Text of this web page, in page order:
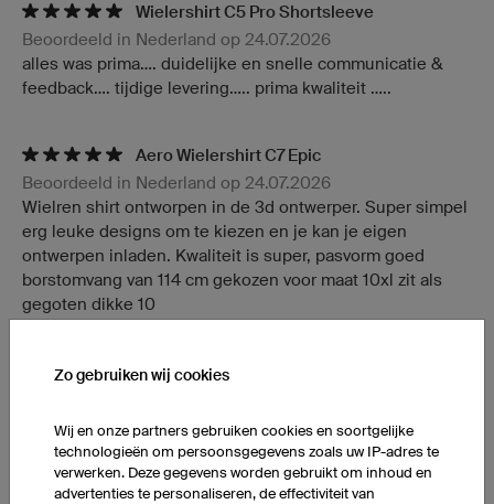
Wielershirt C5 Pro Shortsleeve
Beoordeeld in Nederland op 24.07.2026
alles was prima.... duidelijke en snelle communicatie &
feedback.... tijdige levering..... prima kwaliteit .....
Aero Wielershirt C7 Epic
Beoordeeld in Nederland op 24.07.2026
Wielren shirt ontworpen in de 3d ontwerper. Super simpel
erg leuke designs om te kiezen en je kan je eigen
ontwerpen inladen. Kwaliteit is super, pasvorm goed
borstomvang van 114 cm gekozen voor maat 10xl zit als
gegoten dikke 10
Dartshirt met borstzakje FCP5 Pro
Snel en netjes geleverd hij is in super kwaliteit gemaakt
ben er super trots op
Zo gebruiken wij cookies
Wij en onze partners gebruiken cookies en soortgelijke
technologieën om persoonsgegevens zoals uw IP-adres te
verwerken. Deze gegevens worden gebruikt om inhoud en
advertenties te personaliseren, de effectiviteit van